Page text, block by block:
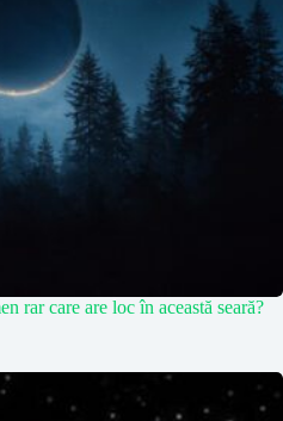
rar care are loc în această seară?